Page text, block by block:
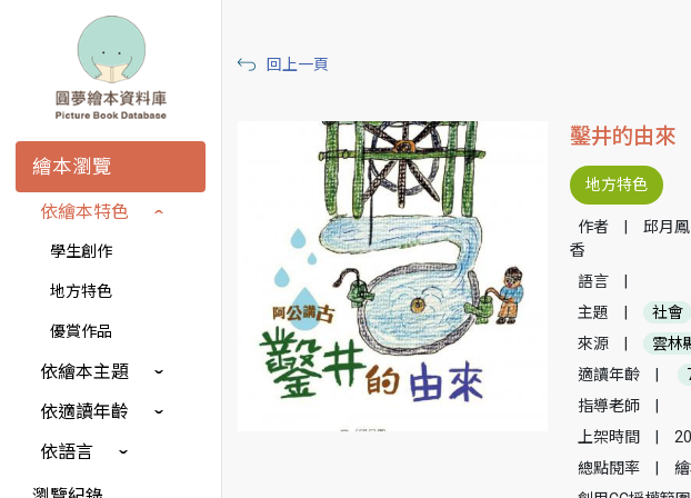
繪本瀏覽
依繪本特色
學生創作
地方特色
優賞作品
依繪本主題
依適讀年齡
依語言
回上一頁
鑿井的由來
地方特色
作者
邱月
香
語言
主題
社會
來源
雲林
適讀年齡
指導老師
上架時間
總點閱率